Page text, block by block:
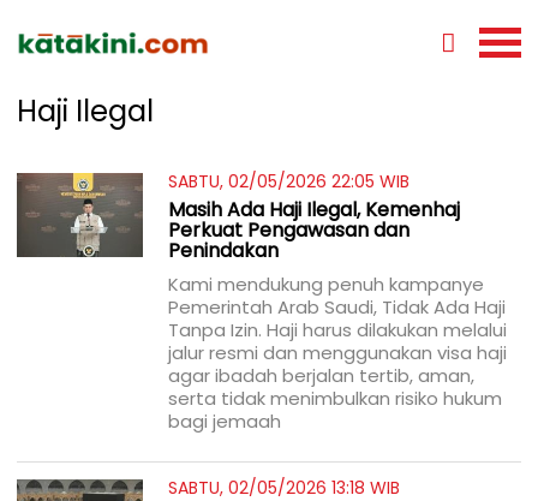
Haji Ilegal
SABTU, 02/05/2026 22:05 WIB
Masih Ada Haji Ilegal, Kemenhaj
Perkuat Pengawasan dan
Penindakan
Kami mendukung penuh kampanye
Pemerintah Arab Saudi, Tidak Ada Haji
Tanpa Izin. Haji harus dilakukan melalui
jalur resmi dan menggunakan visa haji
agar ibadah berjalan tertib, aman,
serta tidak menimbulkan risiko hukum
bagi jemaah
SABTU, 02/05/2026 13:18 WIB